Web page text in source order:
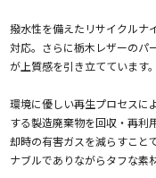
撥水性を備えたリサイクルナ
対応。さらに栃木レザーのパ
が上質感を引き立てています。
環境に優しい再生プロセスに
する製造廃棄物を回収・再利
却時の有害ガスを減らすこと
ナブルでありながらタフな素